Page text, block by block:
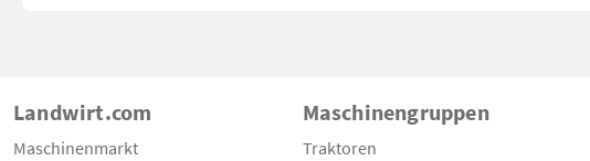
Landwirt.com
Maschinenmarkt
Maschinengruppen
Traktoren